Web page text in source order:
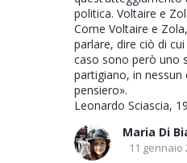
politica. Voltaire e
Come Voltaire e
parlare, dire ciò di
caso sono però uno
partigiano, in
pensiero».
Leonardo Sciascia,
Maria Di
11 gennaio